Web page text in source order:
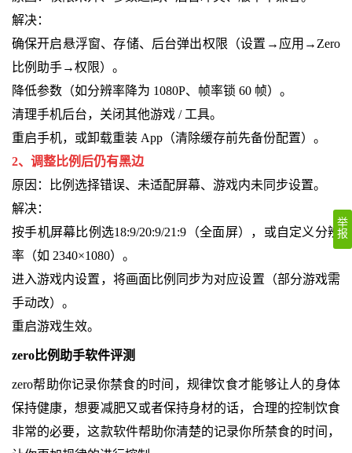
解决：
确保开启悬浮窗、存储、后台弹出权限（设置→应用→Zero
比例助手→权限）。
降低参数（如分辨率降为 1080P、帧率锁 60 帧）。
清理手机后台，关闭其他游戏 / 工具。
重启手机，或卸载重装 App（清除缓存前先备份配置）。
2、调整比例后仍有黑边
原因：比例选择错误、未适配屏幕、游戏内未同步设置。
解决：
按手机屏幕比例选18:9/20:9/21:9（全面屏），或自定义分辨
率（如 2340×1080）。
进入游戏内设置，将画面比例同步为对应设置（部分游戏需
手动改）。
重启游戏生效。
zero比例助手软件评测
zero帮助你记录你禁食的时间，规律饮食才能够让人的身体
保持健康，想要减肥又或者保持身材的话，合理的控制饮食
非常的必要，这款软件帮助你清楚的记录你所禁食的时间，
举
报